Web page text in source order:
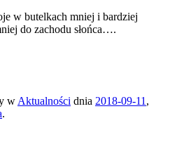
w butelkach mniej i bardziej
do zachodu słońca….
w Aktualności dnia 2018-09-11 ,
.